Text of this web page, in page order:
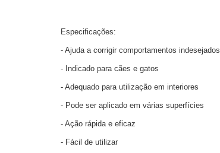
Especificações:
- Ajuda a corrigir comportamentos indesejados
- Indicado para cães e gatos
- Adequado para utilização em interiores
- Pode ser aplicado em várias superfícies
- Ação rápida e eficaz
- Fácil de utilizar